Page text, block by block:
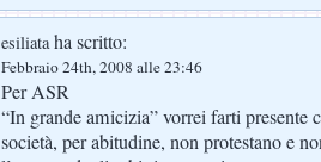
esiliataha scritto:
Febbraio 24th, 2008 alle 23:46
Per ASR
“In grande amicizia” vorrei farti presente
società, per abitudine, non protestano e